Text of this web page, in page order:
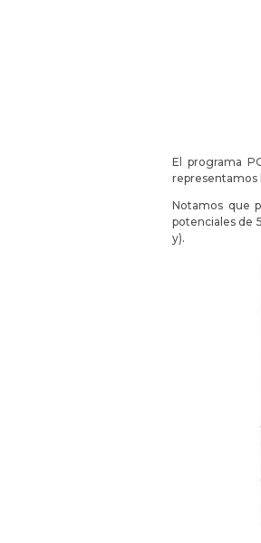
El programa
representamos
Notamos que
potenciales de
y).